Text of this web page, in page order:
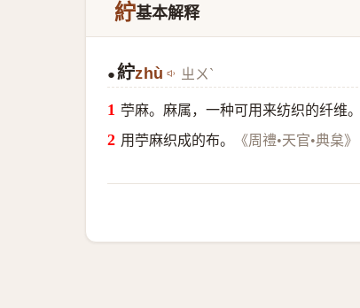
紵基本解释
● 紵zhù ㄓㄨˋ
苧麻。麻属，一种可用来纺织的纤维。
用苧麻织成的布。
《周禮•天官•典枲》